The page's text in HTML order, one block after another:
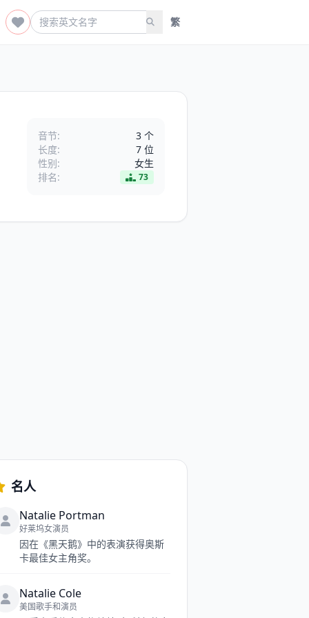
繁
音节:
3 个
长度:
7 位
性别:
女生
排名:
73
名人
Natalie Portman
好莱坞女演员
因在《黑天鹅》中的表演获得奥斯
卡最佳女主角奖。
Natalie Cole
美国歌手和演员